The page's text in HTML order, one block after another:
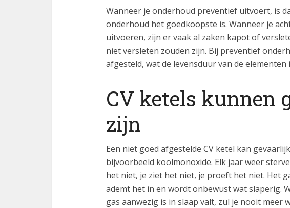
Wanneer je onderhoud preventief uitvoert, is
onderhoud het goedkoopste is. Wanneer je
uitvoeren, zijn er vaak al zaken kapot of
niet versleten zouden zijn. Bij preventief
afgesteld, wat de levensduur van de elementen
CV ketels kunnen
zijn
Een niet goed afgestelde CV ketel kan
bijvoorbeeld koolmonoxide. Elk jaar weer
het niet, je ziet het niet, je proeft het niet. Het
ademt het in en wordt onbewust wat slaperig.
gas aanwezig is in slaap valt, zul je nooit meer